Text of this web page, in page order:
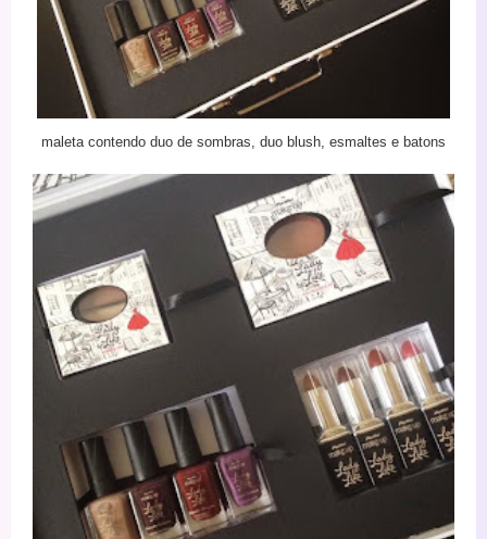
maleta contendo duo de sombras, duo blush, esmaltes e batons